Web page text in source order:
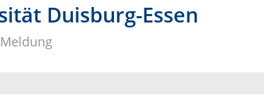
Duisburg-Essen
Meldung